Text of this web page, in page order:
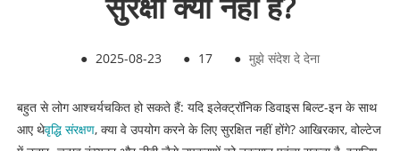
● 2025-08-23 ● 17 ● मुझे संदेश दे देना
बहुत से लोग आश्चर्यचकित हो सकते हैं: यदि इलेक्ट्रॉनिक डिवाइस बिल्ट-इन के साथ
आए थेवृद्धि संरक्षण, क्या वे उपयोग करने के लिए सुरक्षित नहीं होंगे? आखिरकार, वोल्टेज